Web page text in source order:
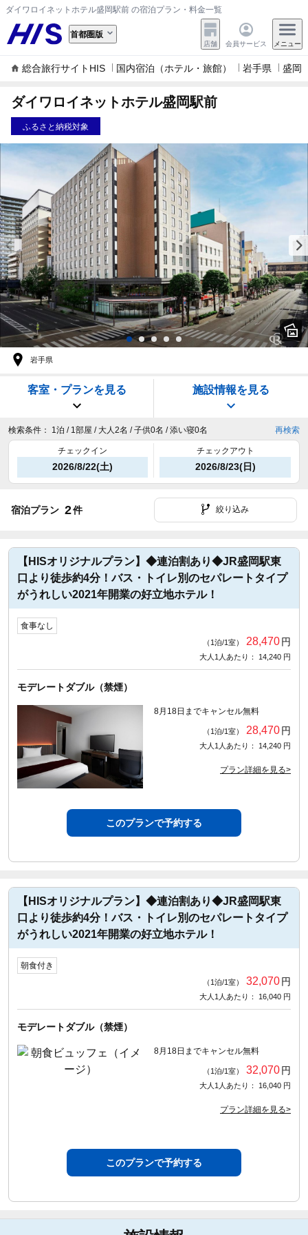
ダイワロイネットホテル盛岡駅前 の宿泊プラン・料金一覧
首都圏版
店舗 会員サービス メニュー
総合旅行サイトHIS 国内宿泊（ホテル・旅館） 岩手県 盛岡
ダイワロイネットホテル盛岡駅前
ふるさと納税対象
岩手県
客室・プランを見る 施設情報を見る
検索条件： 1泊 / 1部屋 / 大人2名 / 子供0名 / 添い寝0名 再検索
チェックイン
2026/8/22(土)
チェックアウト
2026/8/23(日)
宿泊プラン 2件 絞り込み
【HISオリジナルプラン】◆連泊割あり◆JR盛岡駅東
口より徒歩約4分！バス・トイレ別のセパレートタイプ
がうれしい2021年開業の好立地ホテル！
食事なし
（1泊/1室） 28,470円
大人1人あたり： 14,240 円
モデレートダブル（禁煙）
8月18日までキャンセル無料
（1泊/1室） 28,470円
大人1人あたり： 14,240 円
プラン詳細を見る>
このプランで予約する
【HISオリジナルプラン】◆連泊割あり◆JR盛岡駅東
口より徒歩約4分！バス・トイレ別のセパレートタイプ
がうれしい2021年開業の好立地ホテル！
朝食付き
（1泊/1室） 32,070円
大人1人あたり： 16,040 円
モデレートダブル（禁煙）
8月18日までキャンセル無料
（1泊/1室） 32,070円
大人1人あたり： 16,040 円
プラン詳細を見る>
このプランで予約する